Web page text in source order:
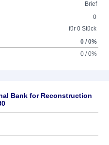
Brief
0
für 0 Stück
0 / 0%
0 / 0%
Bank for Reconstruction